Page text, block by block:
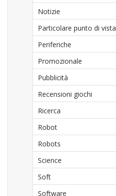
Notizie
Particolare punto di vista
Periferiche
Promozionale
Pubblicità
Recensioni giochi
Ricerca
Robot
Robots
Science
Soft
Software